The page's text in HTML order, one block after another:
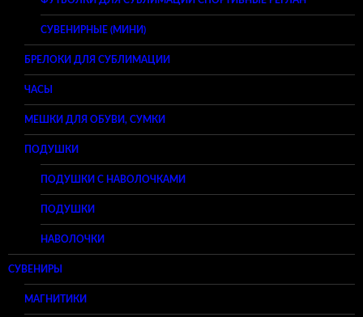
СУВЕНИРНЫЕ (МИНИ)
БРЕЛОКИ ДЛЯ СУБЛИМАЦИИ
ЧАСЫ
МЕШКИ ДЛЯ ОБУВИ, СУМКИ
ПОДУШКИ
ПОДУШКИ С НАВОЛОЧКАМИ
ПОДУШКИ
НАВОЛОЧКИ
СУВЕНИРЫ
МАГНИТИКИ